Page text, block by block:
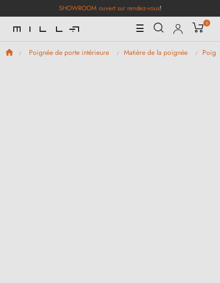
SHOWROOM ouvert sur rendez-vous!
Basculer
la
navigation
☰ 0
Poignée de porte intérieure Matière de la poignée